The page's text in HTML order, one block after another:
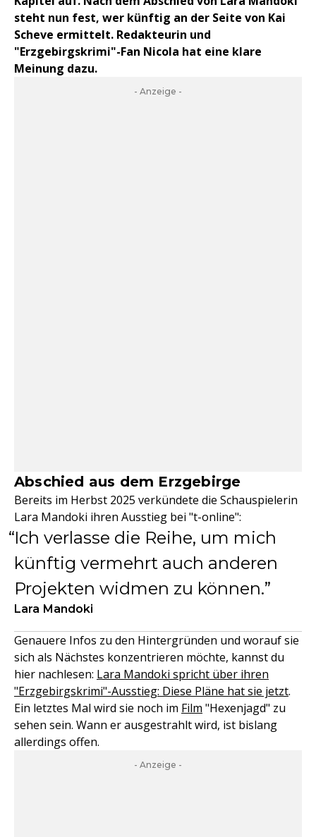
steht nun fest, wer künftig an der Seite von Kai
Scheve ermittelt. Redakteurin und
"Erzgebirgskrimi"-Fan Nicola hat eine klare
Meinung dazu.
- Anzeige -
Abschied aus dem Erzgebirge
Bereits im Herbst 2025 verkündete die Schauspielerin
Lara Mandoki ihren Ausstieg bei "t-online":
Ich verlasse die Reihe, um mich
künftig vermehrt auch anderen
Projekten widmen zu können.
Lara Mandoki
Genauere Infos zu den Hintergründen und worauf sie
sich als Nächstes konzentrieren möchte, kannst du
hier nachlesen: Lara Mandoki spricht über ihren
"Erzgebirgskrimi"-Ausstieg: Diese Pläne hat sie jetzt.
Ein letztes Mal wird sie noch im Film "Hexenjagd" zu
sehen sein. Wann er ausgestrahlt wird, ist bislang
allerdings offen.
- Anzeige -